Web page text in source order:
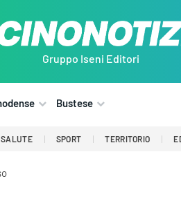
Gruppo Iseni Editori
Bustese
SALUTE SPORT TERRITORIO